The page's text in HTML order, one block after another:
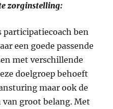
zorginstelling:
ben
een goede passende
met verschillende
doelgroep behoeft
maar ook de
groot belang. Met